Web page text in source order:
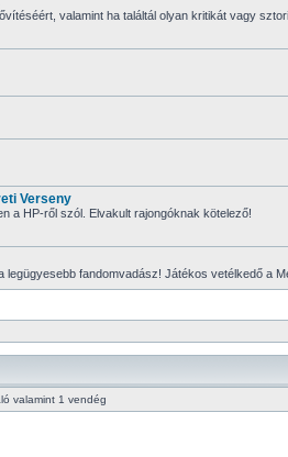
valamint ha találtál olyan kritikát vagy
Verseny
a HP-ről szól. Elvakult rajongóknak kötelező!
legügyesebb fandomvadász! Játékos vetélkedő a
valamint 1 vendég